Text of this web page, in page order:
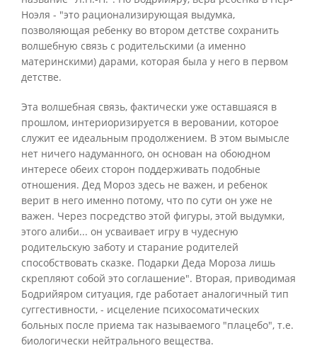
Ноэля - "это рационализирующая выдумка,
позволяющая ребенку во втором детстве сохранить
волшебную связь с родительскими (а именно
материнскими) дарами, которая была у него в первом
детстве.
Эта волшебная связь, фактически уже оставшаяся в
прошлом, интериоризируется в веровании, которое
служит ее идеальным продолжением. В этом вымысле
нет ничего надуманного, он основан на обоюдном
интересе обеих сторон поддерживать подобные
отношения. Дед Мороз здесь не важен, и ребенок
верит в него именно потому, что по сути он уже не
важен. Через посредство этой фигуры, этой выдумки,
этого алиби... он усваивает игру в чудесную
родительскую заботу и старание родителей
способствовать сказке. Подарки Деда Мороза лишь
скрепляют собой это соглашение". Вторая, приводимая
Бодрийяром ситуация, где работает аналогичный тип
суггестивности, - исцеление психосоматических
больных после приема так называемого "плацебо", т.е.
биологически нейтрального вещества.